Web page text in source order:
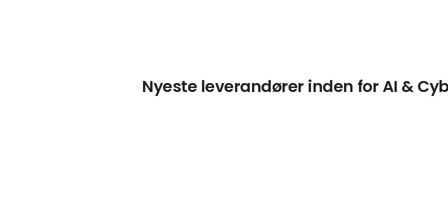
Nyeste leverandører inden for AI &